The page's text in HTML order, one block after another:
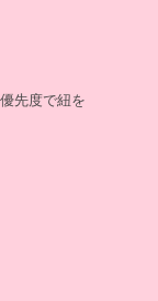
先度で紐を